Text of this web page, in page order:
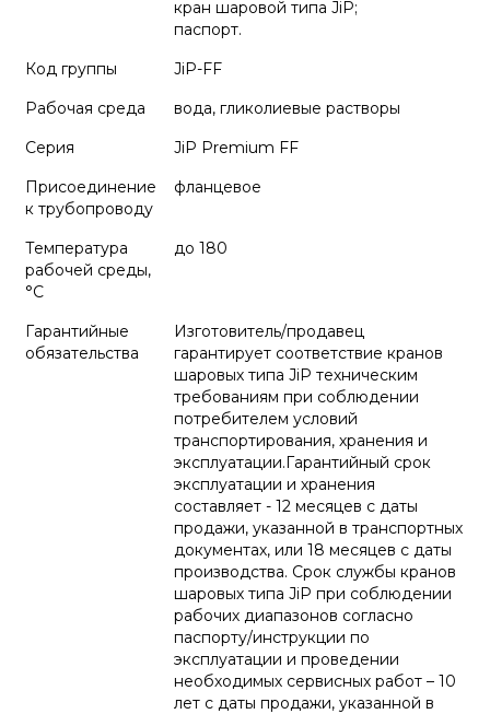
кран шаровой типа JiP;
паспорт.
Код группы
JiP-FF
Рабочая среда
вода, гликолиевые растворы
Серия
JiP Premium FF
Присоединение
к трубопроводу
фланцевое
Температура
рабочей среды,
°С
до 180
Гарантийные
обязательства
Изготовитель/продавец
гарантирует соответствие кранов
шаровых типа JiP техническим
требованиям при соблюдении
потребителем условий
транспортирования, хранения и
эксплуатации.Гарантийный срок
эксплуатации и хранения
составляет - 12 месяцев с даты
продажи, указанной в транспортных
документах, или 18 месяцев с даты
производства. Срок службы кранов
шаровых типа JiP при соблюдении
рабочих диапазонов согласно
паспорту/инструкции по
эксплуатации и проведении
необходимых сервисных работ – 10
лет с даты продажи, указанной в